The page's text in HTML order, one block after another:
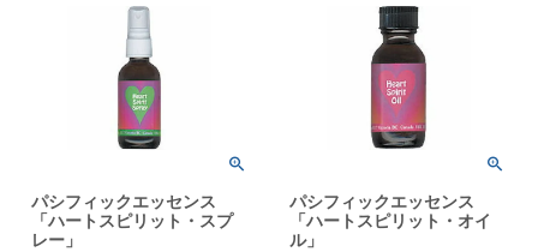
パシフィックエッセンス
「ハートスピリット・スプ
レー」
パシフィックエッセンス
「ハートスピリット・オイ
ル」